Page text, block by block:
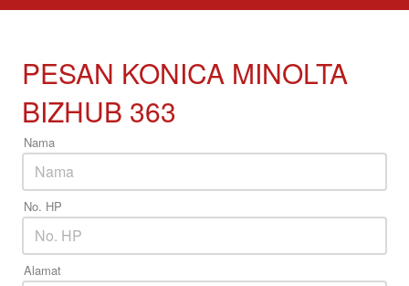
PESAN KONICA MINOLTA
BIZHUB 363
Nama
No. HP
Alamat